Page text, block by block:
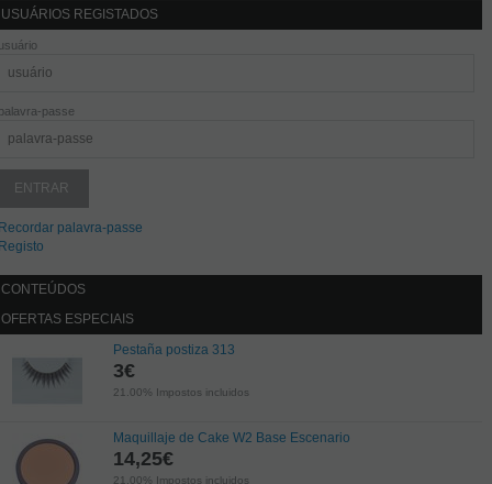
USUÁRIOS REGISTADOS
passe
palavra-passe
CONTEÚDOS
OFERTAS ESPECIAIS
Pestaña postiza 313
3€
21.00% Impostos incluidos
Maquillaje de Cake W2 Base Escenario
14,25€
21.00% Impostos incluidos